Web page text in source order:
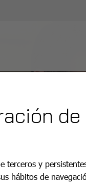
terceros y
hábitos de